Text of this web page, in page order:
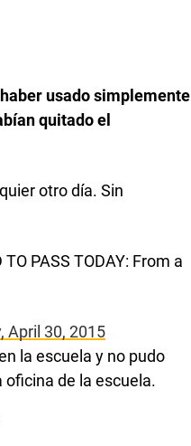
usado simplemente
quitado el
otro día. Sin
PASS TODAY: From a
April 30, 2015
la escuela y no pudo
oficina de la escuela.